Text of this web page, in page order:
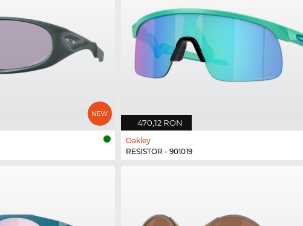
470,12 RON
Oakley
RESISTOR - 901019